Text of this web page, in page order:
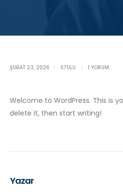
Single Post
ŞUBAT 23, 2026 S7ULU 1 YORUM
Welcome to WordPress. This is
delete it, then start writing!
Yazar